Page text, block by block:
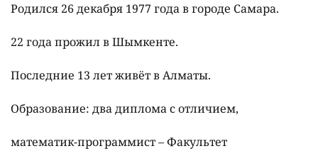
Родился 26 декабря 1977 года в городе Самара.
22 года прожил в Шымкенте.
Последние 13 лет живёт в Алматы.
Образование: два диплома с отличием,
математик-программист – Факультет